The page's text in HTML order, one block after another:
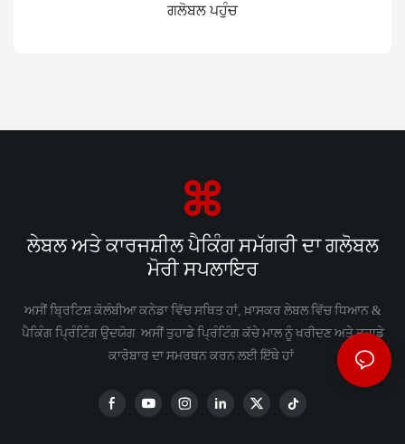
ਗਲੋਬਲ ਪਹੁੰਚ
ਲੇਬਲ ਅਤੇ ਕਾਰਜਸ਼ੀਲ ਪੈਕਿੰਗ ਸਮੱਗਰੀ ਦਾ ਗਲੋਬਲ
ਮੋਰੀ ਸਪਲਾਇਰ
ਅਸੀਂ ਬ੍ਰਿਟਿਸ਼ ਕੋਲੰਬੀਆ ਕਨੇਡਾ ਵਿੱਚ ਸਥਿਤ ਹਾਂ, ਖ਼ਾਸਕਰ ਲੇਬਲ ਵਿੱਚ ਧਿਆਨ &
ਪੈਕਿੰਗ ਪ੍ਰਿੰਟਿੰਗ ਉਦਯੋਗ ਅਸੀਂ ਤੁਹਾਡੇ ਪ੍ਰਿੰਟਿੰਗ ਕੱਚੇ ਮਾਲ ਨੂੰ ਖਰੀਦਣ ਅਤੇ ਤੁਹਾਡੇ
ਕਾਰੋਬਾਰ ਦਾ ਸਮਰਥਨ ਕਰਨ ਲਈ ਇੱਥੇ ਹਾਂ